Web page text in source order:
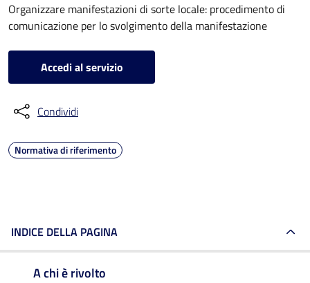
Organizzare manifestazioni di sorte locale: procedimento di
comunicazione per lo svolgimento della manifestazione
Accedi al servizio
Condividi
Normativa di riferimento
INDICE DELLA PAGINA
A chi è rivolto